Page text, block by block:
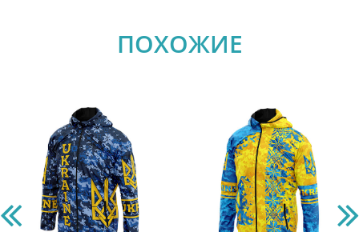
ПОХОЖИЕ